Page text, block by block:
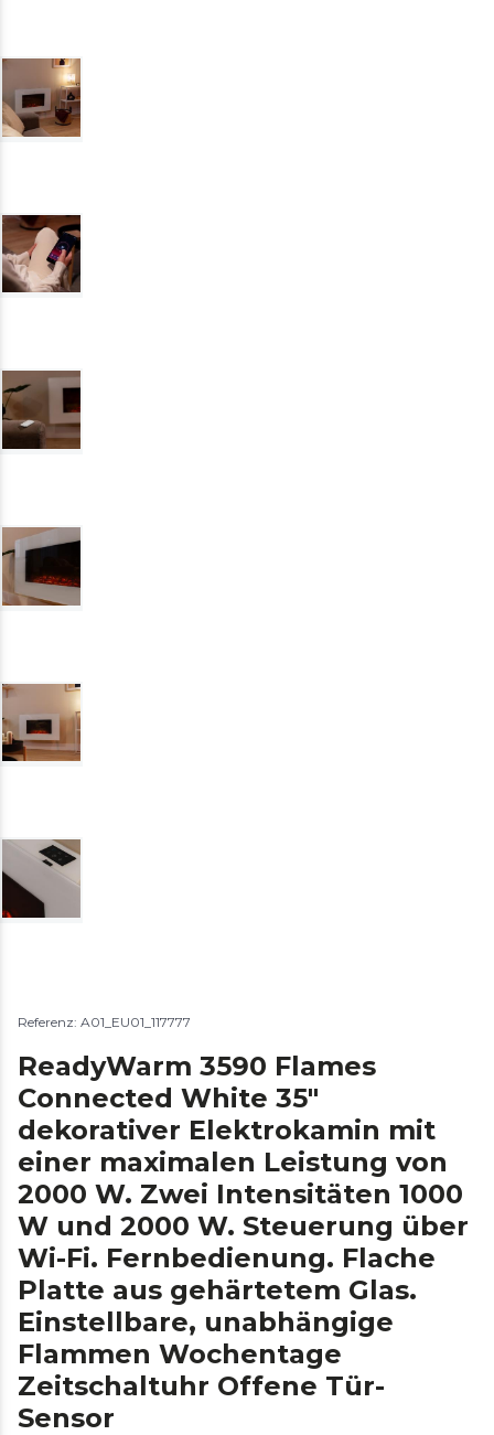
Referenz: A01_EU01_117777
ReadyWarm 3590 Flames
Connected White 35"
dekorativer Elektrokamin mit
einer maximalen Leistung von
2000 W. Zwei Intensitäten 1000
W und 2000 W. Steuerung über
Wi-Fi. Fernbedienung. Flache
Platte aus gehärtetem Glas.
Einstellbare, unabhängige
Flammen Wochentage
Zeitschaltuhr Offene Tür-
Sensor